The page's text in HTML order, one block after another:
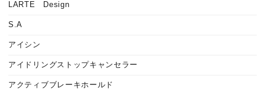
LARTE Design
S.A
アイシン
アイドリングストップキャンセラー
アクティブブレーキホールド